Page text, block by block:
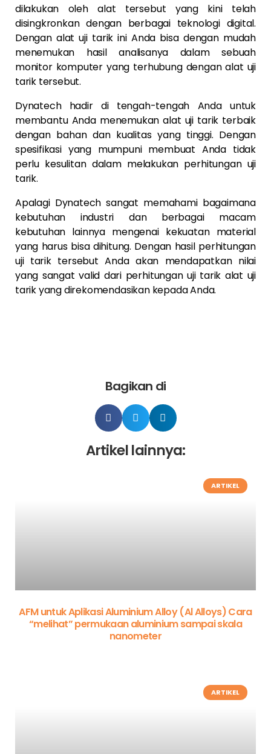
dilakukan oleh alat tersebut yang kini telah
disingkronkan dengan berbagai teknologi digital.
Dengan alat uji tarik ini Anda bisa dengan mudah
menemukan hasil analisanya dalam sebuah
monitor komputer yang terhubung dengan alat uji
tarik tersebut.
Dynatech hadir di tengah-tengah Anda untuk
membantu Anda menemukan alat uji tarik terbaik
dengan bahan dan kualitas yang tinggi. Dengan
spesifikasi yang mumpuni membuat Anda tidak
perlu kesulitan dalam melakukan perhitungan uji
tarik.
Apalagi Dynatech sangat memahami bagaimana
kebutuhan industri dan berbagai macam
kebutuhan lainnya mengenai kekuatan material
yang harus bisa dihitung. Dengan hasil perhitungan
uji tarik tersebut Anda akan mendapatkan nilai
yang sangat valid dari perhitungan uji tarik alat uji
tarik yang direkomendasikan kepada Anda.
Bagikan di
Artikel lainnya:
ARTIKEL
AFM untuk Aplikasi Aluminium Alloy (Al Alloys) Cara
“melihat” permukaan aluminium sampai skala
nanometer
ARTIKEL